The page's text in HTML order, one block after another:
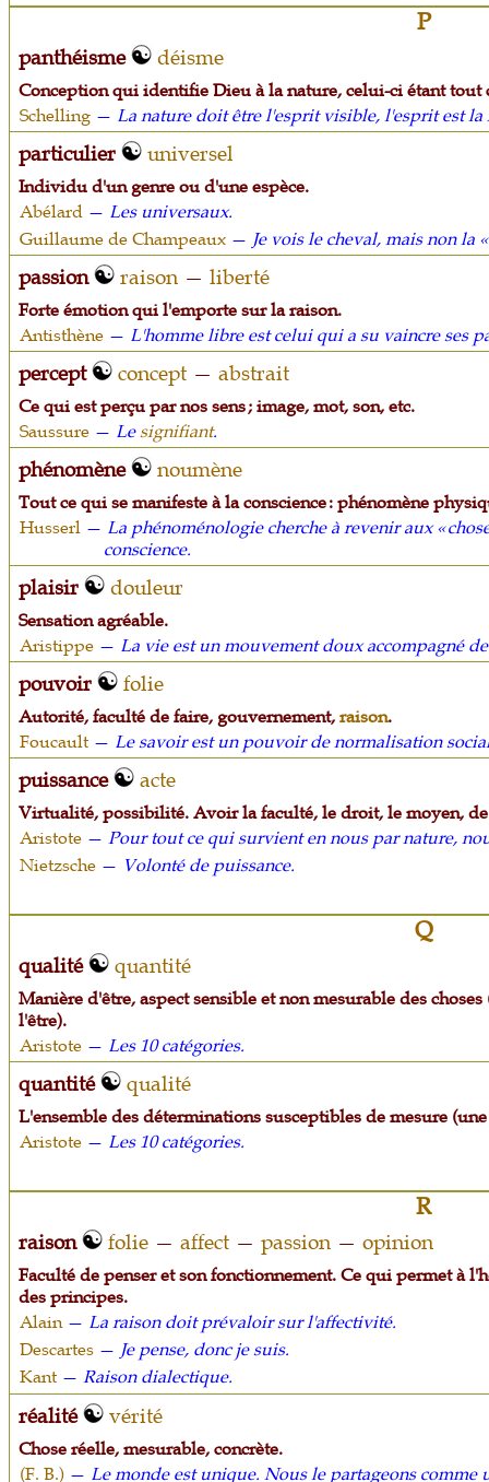
P
panthéisme déisme
Conception qui identifie Dieu à la nature, celui-ci étant tout
Schelling— La nature doit être l'esprit visible, l'esprit est
particulier universel
Individu d'un genre ou d'une espèce.
Abélard — Les universaux.
Guillaume de Champeaux— Je vois le cheval, mais non la
passion raison — liberté
Forte émotion qui l'emporte sur la raison.
Antisthène— L'homme libre est celui qui a su vaincre ses
percept concept — abstrait
Ce qui est perçu par nos sens ; image, mot, son, etc.
Saussure— Le signifiant.
phénomène noumène
Tout ce qui se manifeste à la conscience : phénomène
Husserl — La phénoménologie cherche à revenir aux «
conscience.
plaisir douleur
Sensation agréable.
Aristippe— La vie est un mouvement doux accompagné
pouvoir folie
Autorité, faculté de faire, gouvernement, raison.
Foucault— Le savoir est un pouvoir de normalisation
puissance acte
Virtualité, possibilité. Avoir la faculté, le droit, le moyen,
Aristote— Pour tout ce qui survient en nous par nature,
Nietzsche— Volonté de puissance.
Q
qualité quantité
Manière d'être, aspect sensible et non mesurable des
l'être).
Aristote— Les 10 catégories.
quantité qualité
L'ensemble des déterminations susceptibles de mesure
Aristote— Les 10 catégories.
R
raison folie — affect — passion — opinion
Faculté de penser et son fonctionnement. Ce qui permet à
des principes.
Alain— La raison doit prévaloir sur l'affectivité.
Descartes— Je pense, donc je suis.
Kant— Raison dialectique.
réalité vérité
Chose réelle, mesurable, concrète.
(F. B.)— Le monde est unique. Nous le partageons